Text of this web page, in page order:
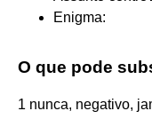
Enigma:
O que pode
1 nunca, negativo,